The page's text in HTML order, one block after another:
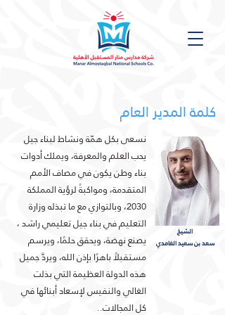
كلمة المدير العام
نسعى بكل همّة ونشاط لبناء جيل
يحب العلم والمعرفة، ويملك أدوات
بناء وطن يكون في مصاف الأمم
المتقدمة، ومواكبةً لرؤية المملكة
2030، وبالتوازي مع ما تبذله وزارة
التعليم في بناء جيل تعليمي راشد ،
يصنع نهضة، ويحقق حلمًا، ويرسم
مستقبلاً باهرًا بإذن الله، ويردَّ جميل
هذه الدولة العظيمة التي بذلت
الغالي والنفيس لإسعاد أبنائها في
كل المجالات..
الشيخ
سعد بن سعيد الغامدي